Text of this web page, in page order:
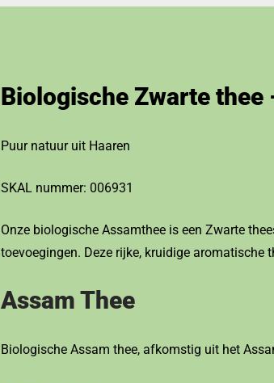
Biologische Zwarte thee
Puur natuur uit Haaren
SKAL nummer: 006931
Onze biologische Assamthee is een Zwarte
toevoegingen. Deze rijke, kruidige aromatische
Assam Thee
Biologische Assam thee, afkomstig uit het